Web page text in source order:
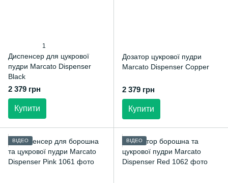
1
Диспенсер для цукрової
пудри Marcato Dispenser
Black
2 379 грн
Купити
Дозатор цукрової пудри
Marcato Dispenser Copper
2 379 грн
Купити
ВІДЕО ВІДЕО